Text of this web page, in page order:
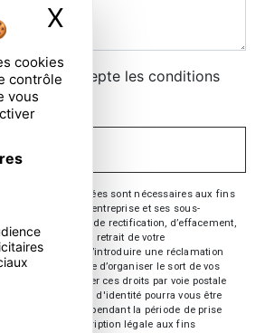
cookies
contrôle
vous
X
case, j'accepte les conditions
**
communiquées sont nécessaires aux fins
sont destinées à l'entreprise et ses sous-
de droits d’accès, de rectification, d’effacement,
d’opposition, de retrait de votre
et du droit d’introduire une réclamation
contrôle, ainsi que d’organiser le sort de vos
pouvez exercer ces droits par voie postale
Un justificatif d'identité pourra vous être
vos données pendant la période de prise
la durée de prescription légale aux fins